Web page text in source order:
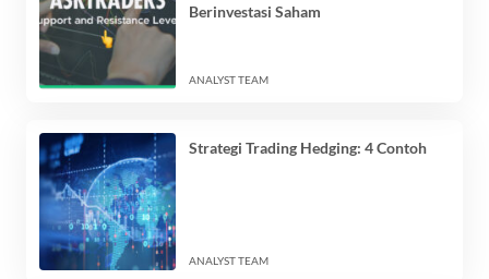
Berinvestasi Saham
ANALYST TEAM
Strategi Trading Hedging: 4 Contoh
ANALYST TEAM